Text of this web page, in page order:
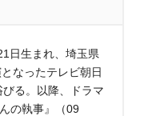
日生まれ、埼玉県
なったテレビ朝日
る。以降、ドラマ
の執事』（09